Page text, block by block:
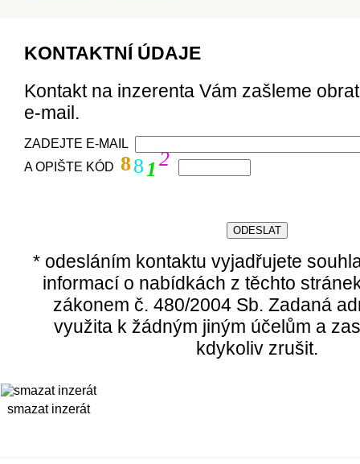
KONTAKTNÍ ÚDAJE
Kontakt na inzerenta Vám zašleme
e-mail.
ZADEJTE E-MAIL
A OPIŠTE KÓD 8812
* odesláním kontaktu vyjadřujete
informací o nabídkách z těchto
zákonem č. 480/2004 Sb. Zadaná
využita k žádným jiným účelům a
kdykoliv zrušit.
smazat inzerát